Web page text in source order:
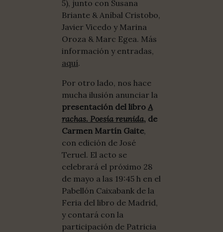
5), junto con Susana
Briante & Aníbal Cristobo,
Javier Vicedo y Marina
Oroza & Marc Egea. Más
información y entradas,
aquí.
Por otro lado, nos hace
mucha ilusión anunciar la
presentación del libro A
rachas. Poesía reunida, de
Carmen Martín Gaite,
con edición de José
Teruel. El acto se
celebrará el próximo 28
de mayo a las 19:45 h en el
Pabellón Caixabank de la
Feria del libro de Madrid,
y contará con la
participación de Patricia